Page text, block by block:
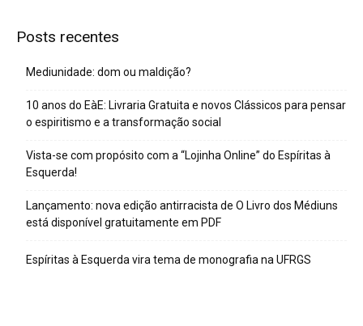
Posts recentes
Mediunidade: dom ou maldição?
10 anos do EàE: Livraria Gratuita e novos Clássicos para pensar
o espiritismo e a transformação social
Vista-se com propósito com a “Lojinha Online” do Espíritas à
Esquerda!
Lançamento: nova edição antirracista de O Livro dos Médiuns
está disponível gratuitamente em PDF
Espíritas à Esquerda vira tema de monografia na UFRGS